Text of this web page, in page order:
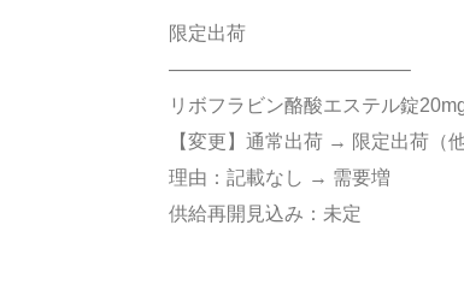
限定出荷
————————————–
リボフラビン酪酸エステル錠
【変更】通常出荷 → 限定出荷（
理由：記載なし → 需要増
供給再開見込み：未定